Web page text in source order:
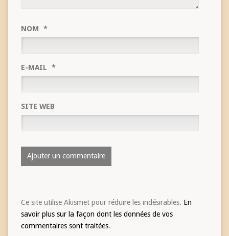
NOM *
E-MAIL *
SITE WEB
Ce site utilise Akismet pour réduire les indésirables. En
savoir plus sur la façon dont les données de vos
commentaires sont traitées.